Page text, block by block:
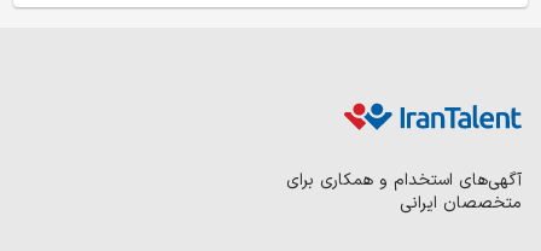
آگهی‌های استخدام و همکاری برای
متخصصان ایرانی